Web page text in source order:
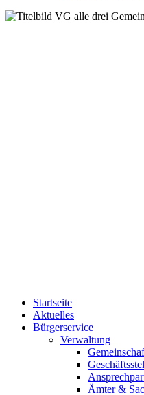
Startseite
Aktuelles
Bürgerservice
Verwaltung
Ämter &